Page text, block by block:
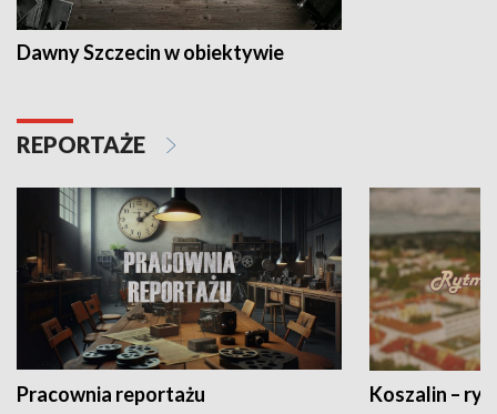
Dawny Szczecin w obiektywie
REPORTAŻE
Pracownia reportażu Koszalin –